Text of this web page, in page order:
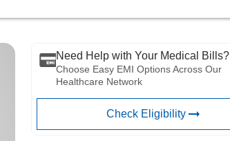
Need Help with Your Medical Bills?
Choose Easy EMI Options Across Our
Healthcare Network
Check Eligibility